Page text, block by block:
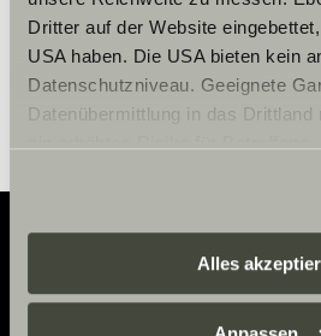
Dritter auf der Website
USA haben. Die USA bieten kein
Datenschutzniveau. Geeignete
Datenübermittlung in das
zustehen. Eingesetzte
eigene Zwecke verarbeiten und
zusammenführen. Weitere
Datenschutzerklärung
Alles